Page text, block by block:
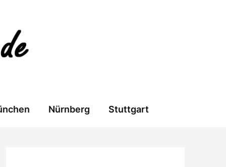
Nürnberg Stuttgart